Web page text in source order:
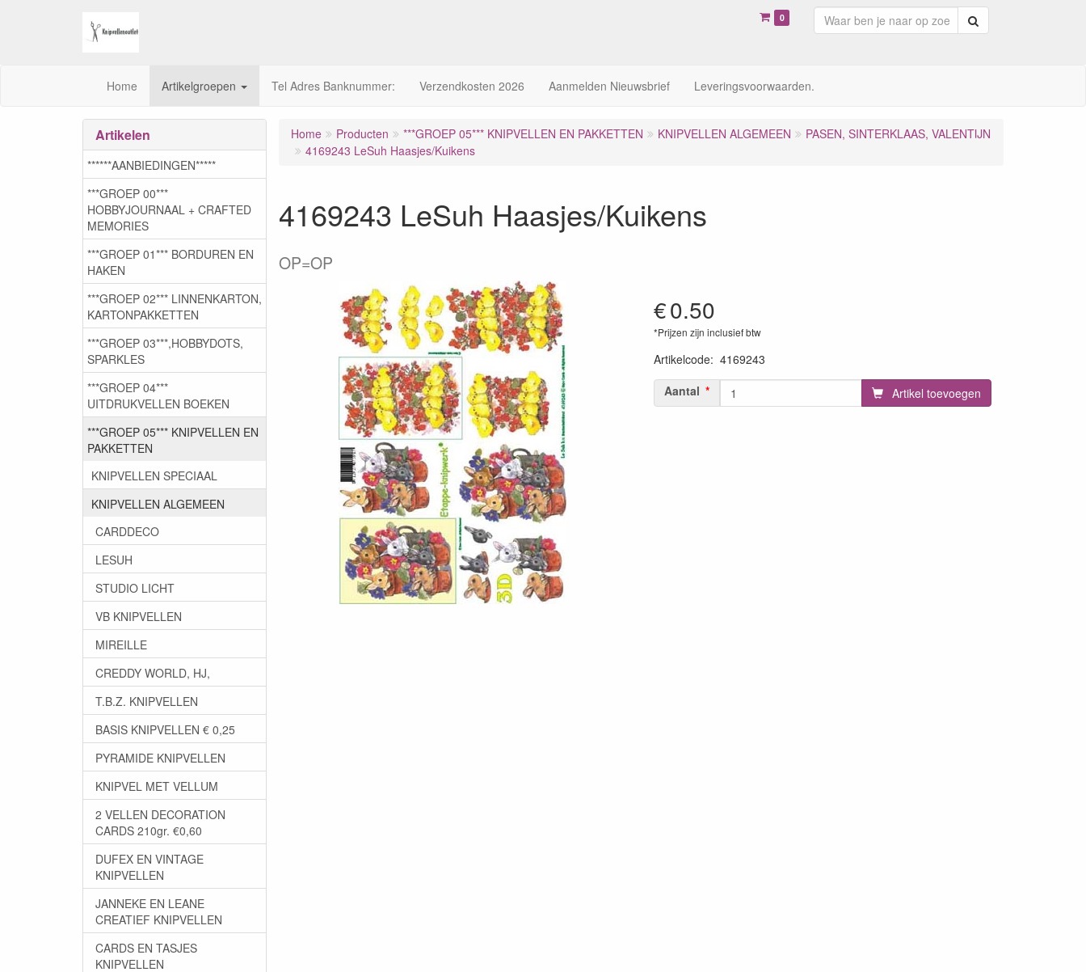
0
Home Artikelgroepen Tel Adres Banknummer: Verzendkosten 2026 Aanmelden Nieuwsbrief Leveringsvoorwaarden.
Home Producten ***GROEP 05*** KNIPVELLEN EN PAKKETTEN KNIPVELLEN ALGEMEEN
PASEN, SINTERKLAAS, VALENTIJN
4169243 LeSuh Haasjes/Kuikens
4169243 LeSuh Haasjes/Kuikens
OP=OP
€0.50
*Prijzen zijn inclusief btw
Artikelcode: 4169243
Aantal
Artikel toevoegen
Artikelen
******AANBIEDINGEN*****
***GROEP 00***
HOBBYJOURNAAL + CRAFTED
MEMORIES
***GROEP 01*** BORDUREN EN
HAKEN
***GROEP 02*** LINNENKARTON,
KARTONPAKKETTEN
***GROEP 03***,HOBBYDOTS,
SPARKLES
***GROEP 04***
UITDRUKVELLEN BOEKEN
***GROEP 05*** KNIPVELLEN EN
PAKKETTEN
KNIPVELLEN SPECIAAL
KNIPVELLEN ALGEMEEN
CARDDECO
LESUH
STUDIO LICHT
VB KNIPVELLEN
MIREILLE
CREDDY WORLD, HJ,
T.B.Z. KNIPVELLEN
BASIS KNIPVELLEN € 0,25
PYRAMIDE KNIPVELLEN
KNIPVEL MET VELLUM
2 VELLEN DECORATION
CARDS 210gr. €0,60
DUFEX EN VINTAGE
KNIPVELLEN
JANNEKE EN LEANE
CREATIEF KNIPVELLEN
CARDS EN TASJES
KNIPVELLEN